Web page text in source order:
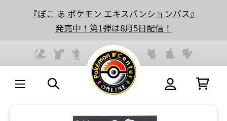
『ぽこ あ ポケモン エキスパンションパス』
発売中！第1弾は8月5日配信！